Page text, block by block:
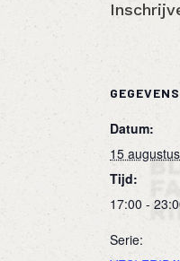
GEGEVENS
Datum:
15
Tijd:
17:00 -
Serie: